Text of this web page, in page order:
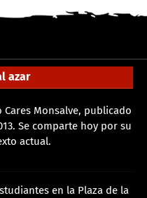
azar
Cares Monsalve, publicado
Se comparte hoy por su
actual.
en la Plaza de la